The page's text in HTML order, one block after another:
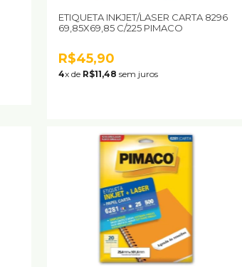
ETIQUETA INKJET/LASER CARTA 8296
69,85X69,85 C/225 PIMACO
R$45,90
4x de R$11,48 sem juros